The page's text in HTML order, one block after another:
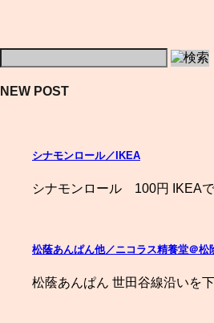
NEW POST
シナモンロール／IKEA
シナモンロール 100円 IKEA
松蔭あんぱん他／ニコラス精養堂＠松
松蔭あんぱん 世田谷線沿いを